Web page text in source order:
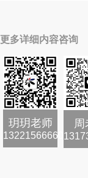
更多详细内容咨询
玥玥老师
13221566660
周